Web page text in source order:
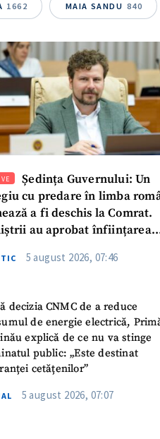
1662 MAIA SANDU 840
Ședința Guvernului: Un
cu predare în limba
a fi deschis la Comrat.
au aprobat înființarea
„Recep Tayyip Erdogan”
5 august 2026, 07:46
decizia CNMC de a reduce
de energie electrică,
explică de ce nu va stinge
public: „Este destinat
cetățenilor”
5 august 2026, 07:07